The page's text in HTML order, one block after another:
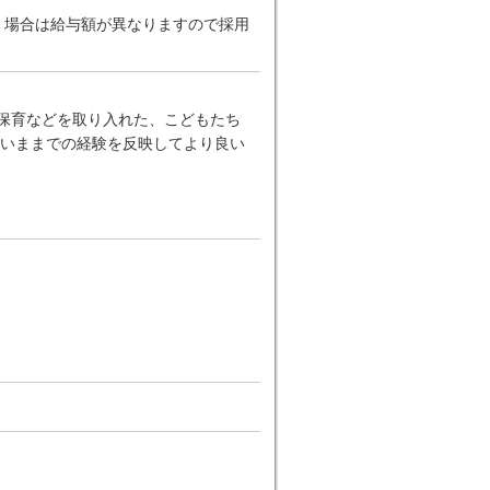
合は給与額が異なりますので採用
育などを取り入れた、こどもたち
ままでの経験を反映してより良い